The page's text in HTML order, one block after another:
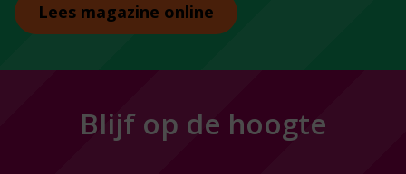
Lees magazine online
Blijf op de hoogte